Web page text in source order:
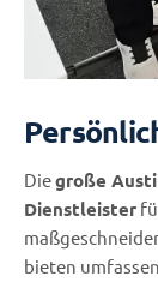
Diegroße
Dienstleister
bieten